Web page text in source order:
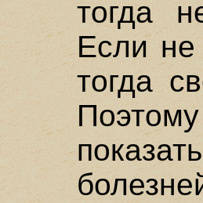
тогда
Если
тогда